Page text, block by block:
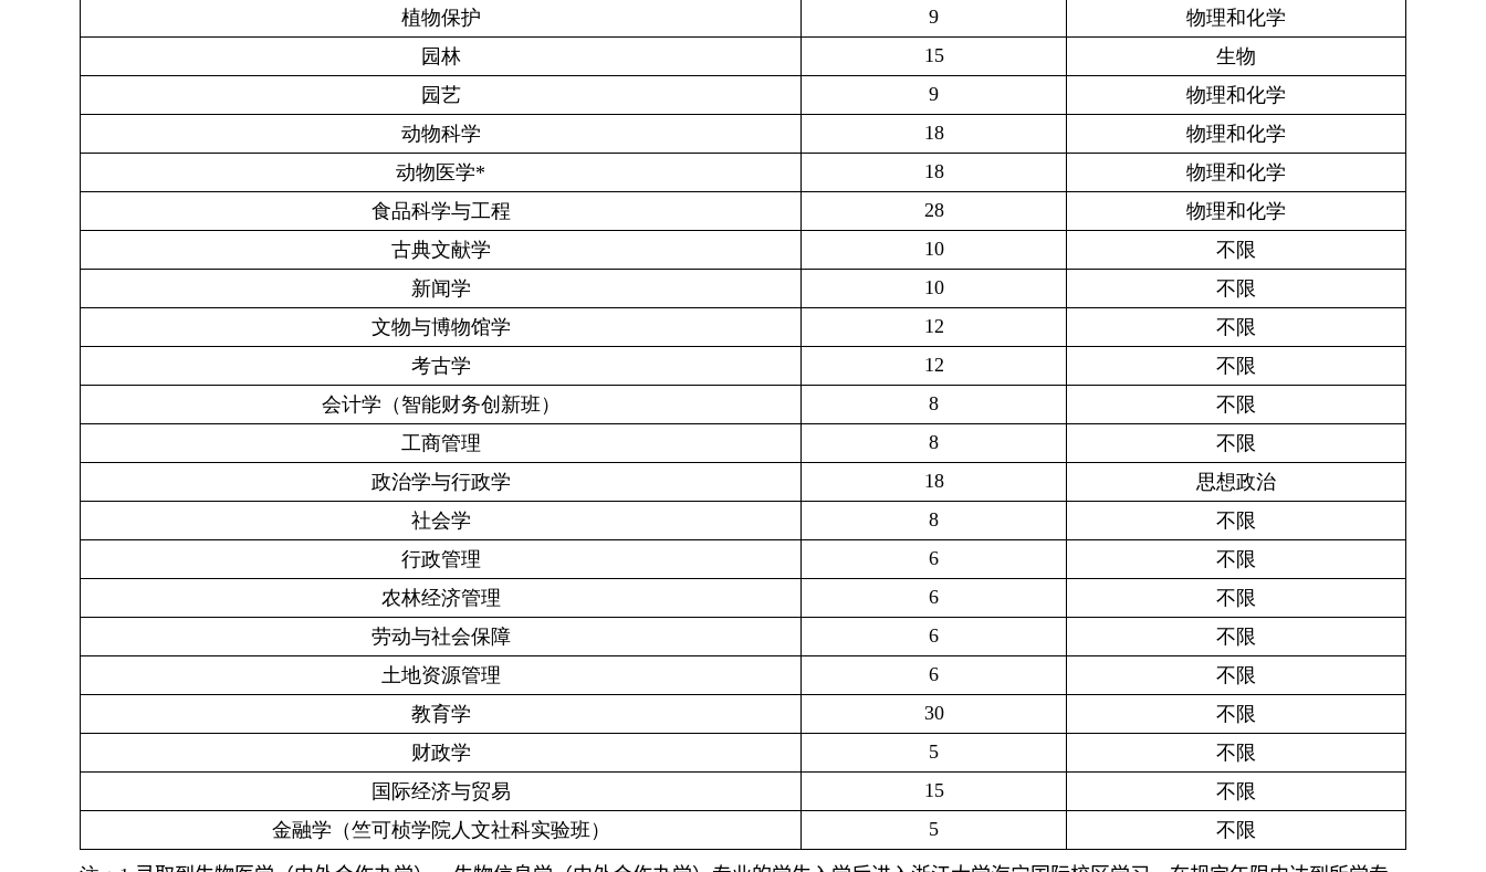
植物保护
9
物理和化学
园林
15
生物
园艺
9
物理和化学
动物科学
18
物理和化学
动物医学* 18
物理和化学
食品科学与工程
28
物理和化学
古典文献学
10
不限
新闻学
10
不限
文物与博物馆学
12
不限
考古学
12
不限
会计学（智能财务创新班）
8
不限
工商管理
8
不限
政治学与行政学
18
思想政治
社会学
8
不限
行政管理
6
不限
农林经济管理
6
不限
劳动与社会保障
6
不限
土地资源管理
6
不限
教育学
30
不限
财政学
5
不限
国际经济与贸易
15
不限
金融学（竺可桢学院人文社科实验班）
5 不限